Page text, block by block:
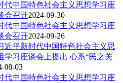
代中国特色社会主义思想学习座
会召开2024-09-30
代中国特色社会主义思想学习座
会召开2024-09-26
近平新时代中国特色社会主义思
学习座谈会上提出 心系“民之关
08-03
代中国特色社会主义思想学习座